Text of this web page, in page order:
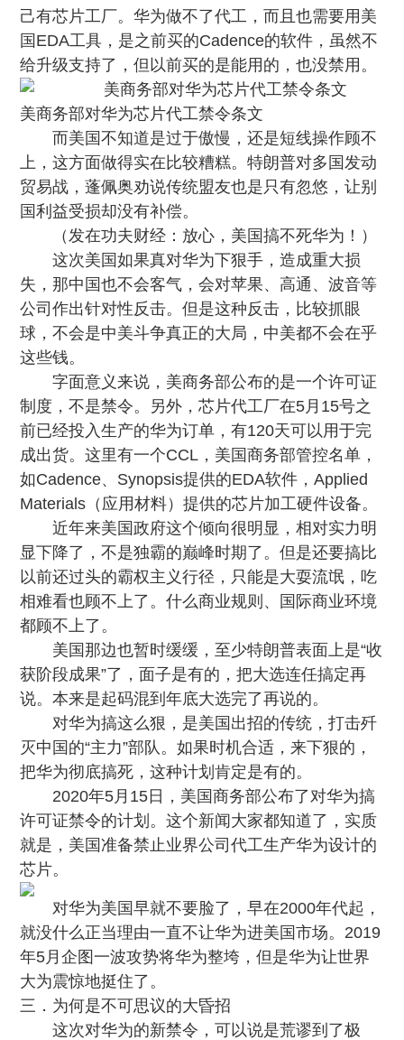
己有芯片工厂。华为做不了代工，而且也需要用美
国EDA工具，是之前买的Cadence的软件，虽然不
给升级支持了，但以前买的是能用的，也没禁用。
美商务部对华为芯片代工禁令条文
而美国不知道是过于傲慢，还是短线操作顾不
上，这方面做得实在比较糟糕。特朗普对多国发动
贸易战，蓬佩奥劝说传统盟友也是只有忽悠，让别
国利益受损却没有补偿。
（发在功夫财经： 放心，美国搞不死华为！ ）
这次美国如果真对华为下狠手，造成重大损
失，那中国也不会客气 ，会对苹果、高通、波音等
公司作出针对性反击。但是这种反击，比较抓眼
球，不会是中美斗争真正的大局，中美都不会在乎
这些钱。
字面意义来说，美商务部公布的是一个许可证
制度，不是禁令。另外，芯片代工厂在5月15号之
前已经投入生产的华为订单，有120天可以用于完
成出货。这里有一个CCL，美国商务部管控名单，
如Cadence、Synopsis提供的EDA软件，Applied
Materials（应用材料）提供的芯片加工硬件设备。
近年来美国政府这个倾向很明显，相对实力明
显下降了，不是独霸的巅峰时期了。但是还要搞比
以前还过头的霸权主义行径，只能是大耍流氓，吃
相难看也顾不上了。什么商业规则、国际商业环境
都顾不上了。
美国那边也暂时缓缓，至少特朗普表面上是“收
获阶段成果”了，面子是有的，把大选连任搞定再
说。本来是起码混到年底大选完了再说的。
对华为搞这么狠，是美国出招的传统，打击歼
灭中国的“主力”部队。如果时机合适，来下狠的，
把华为彻底搞死，这种计划肯定是有的。
2020年5月15日，美国商务部公布了对华为搞
许可证禁令的计划。这个新闻大家都知道了， 实质
就是，美国准备禁止业界公司代工生产华为设计的
芯片。
对华为美国早就不要脸了，早在2000年代起，
就没什么正当理由一直不让华为进美国市场。2019
年5月企图一波攻势将华为整垮，但是华为让世界
大为震惊地挺住了。
三．为何是不可思议的大昏招
这次对华为的新禁令，可以说是荒谬到了极